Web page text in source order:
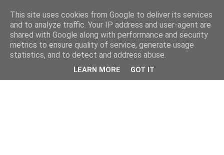
This site uses cookies from Google to deliver its services
and to analyze traffic. Your IP address and user-agent are
shared with Google along with performance and security
metrics to ensure quality of service, generate usage
statistics, and to detect and address abuse.
LEARN MORE GOT IT